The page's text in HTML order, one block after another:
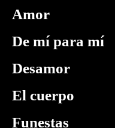
Amor
De mí para mí
Desamor
El cuerpo
Funestas